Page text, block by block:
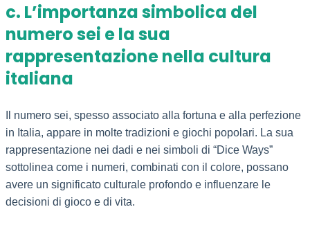
c. L’importanza simbolica del
numero sei e la sua
rappresentazione nella cultura
italiana
Il numero sei, spesso associato alla fortuna e alla perfezione
in Italia, appare in molte tradizioni e giochi popolari. La sua
rappresentazione nei dadi e nei simboli di “Dice Ways”
sottolinea come i numeri, combinati con il colore, possano
avere un significato culturale profondo e influenzare le
decisioni di gioco e di vita.